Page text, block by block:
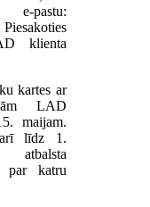
klienta
kartes ar
LAD
maijam.
arī līdz 1.
par katru